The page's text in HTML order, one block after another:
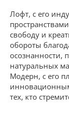
Лофт, с его
свободу и
обороты
осознанности,
натуральных
Модерн, с его
тех, кто